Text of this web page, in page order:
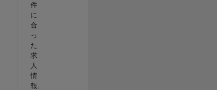
件
に
合
っ
た
求
人
情
報、